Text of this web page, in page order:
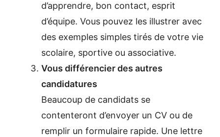
d’apprendre, bon contact, esprit
d’équipe. Vous pouvez les illustrer avec
des exemples simples tirés de votre vie
scolaire, sportive ou associative.
Vous différencier des autres
candidatures
Beaucoup de candidats se
contenteront d’envoyer un CV ou de
remplir un formulaire rapide. Une lettre